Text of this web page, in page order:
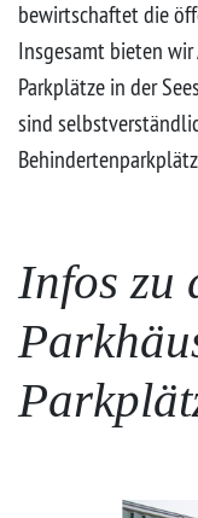
bewirtschaftet die
Insgesamt bieten
Parkplätze in der
sind
Infos zu